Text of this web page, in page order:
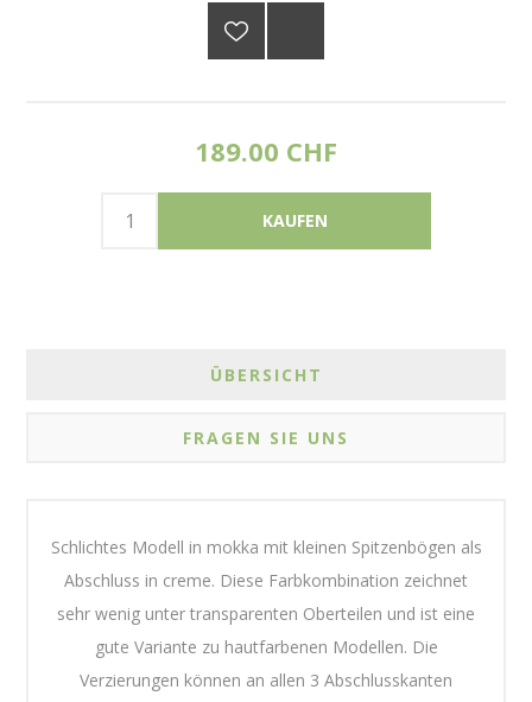
189.00 CHF
ÜBERSICHT
FRAGEN SIE UNS
Schlichtes Modell in mokka mit kleinen Spitzenbögen als
Abschluss in creme. Diese Farbkombination zeichnet
sehr wenig unter transparenten Oberteilen und ist eine
gute Variante zu hautfarbenen Modellen. Die
Verzierungen können an allen 3 Abschlusskanten